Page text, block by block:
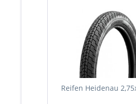
Reifen Heidenau